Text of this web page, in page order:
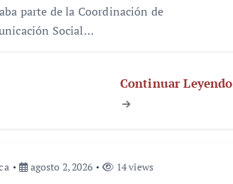
parte de la Coordinación de
Social…
Continuar Leyendo
agosto 2, 2026 14 views